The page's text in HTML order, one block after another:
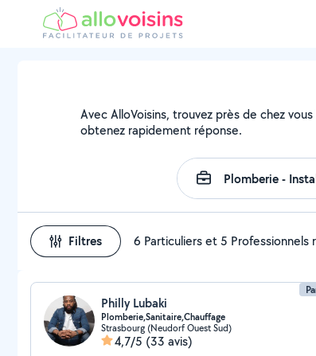
Avec AlloVoisins, trouvez près de chez
obtenez rapidement réponse.
Filtres 6 Particuliers et 5 Professionnels
Philly Lubaki
Plomberie,Sanitaire,Chauffage
Strasbourg (Neudorf Ouest Sud)
4,7/5 (33 avis)